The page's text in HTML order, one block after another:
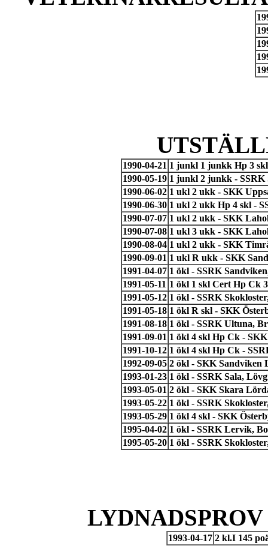
1990-04-21 1 junkl 1 junkk Hp 3
1990-05-19 1 junkl 2 junkk - SSRK
1990-06-02 1 ukl 2 ukk - SKK
1990-06-30 1 ukl 2 ukk Hp 4 skl -
1990-07-07 1 ukl 2 ukk - SKK
1990-07-08 1 ukl 3 ukk - SKK
1990-08-04 1 ukl 2 ukk - SKK
1990-09-01 1 ukl R ukk - SKK
1991-04-07 1 ökl - SSRK
1991-05-11 1 ökl 1 skl Cert Hp Ck
1991-05-12 1 ökl - SSRK
1991-05-18 1 ökl R skl - SKK
1991-08-18 1 ökl - SSRK Ultuna,
1991-09-01 1 ökl 4 skl Hp Ck -
1991-10-12 1 ökl 4 skl Hp Ck -
1992-09-05 2 ökl - SKK Sandviken
1993-01-23 1 ökl - SSRK Sala,
1993-05-01 2 ökl - SKK Skara
1993-05-22 1 ökl - SSRK
1993-05-29 1 ökl 4 skl - SKK
1995-04-02 1 ökl - SSRK Lervik,
1995-05-20 1 ökl - SSRK
1993-04-17 2 kl.I 145